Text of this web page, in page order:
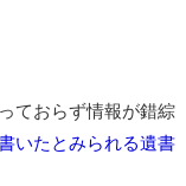
ておらず情報が錯綜
いたとみられる遺書